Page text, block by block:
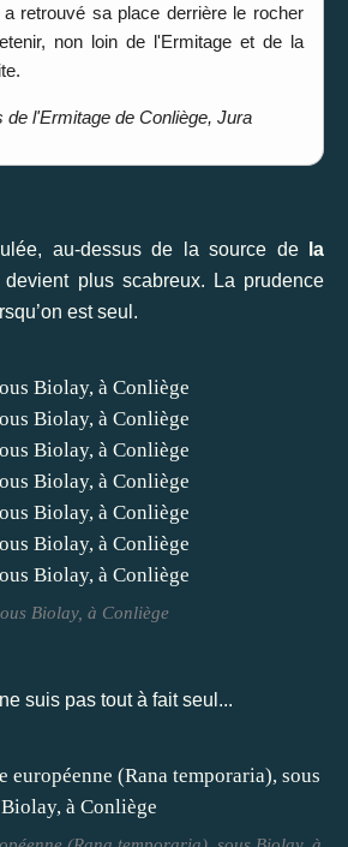
retrouvé sa place derrière le rocher
non loin de l'Ermitage et de la
de l'Ermitage de Conliège, Jura
au-dessus de la source de
la
plus scabreux. La prudence
est seul.
Biolay, à Conliège
suis pas tout à fait seul...